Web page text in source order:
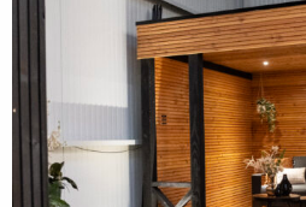
meer
over